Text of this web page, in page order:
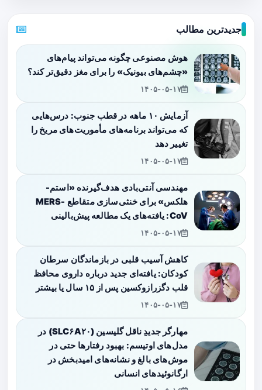
جدیدترین مطالب
هوش مصنوعی چگونه می‌تواند پیام‌های
«چشم‌های بیونیک» را برای مغز دقیق‌تر کند؟
۱۴۰۵-۰۵-۱۷
آزمایش ۱۰ ماهه در قطب جنوب: درس‌هایی
که می‌تواند برنامه‌های مأموریت‌های مریخ را
تغییر دهد
۱۴۰۵-۰۵-۱۷
مهندسی آنتی‌بادی هدف‌گیرنده «استم-
هلکس» برای خنثی‌سازی متقاطع MERS-
CoV: یافته‌های یک مطالعه پیش‌بالینی
۱۴۰۵-۰۵-۱۷
کاهش آسیب قلبی در بازماندگان سرطان
کودکان: یافته‌ای جدید درباره داروی محافظ
قلب دگزرازوکسین پس از ۱۵ سال یا بیشتر
۱۴۰۵-۰۵-۱۷
مهارگر جدیدِ ناقل گلیسین (SLC۶A۲۰) در
مدل‌های اوتیسم: بهبود رفتارها حتی در
موش‌های بالغ و نشانه‌های امیدبخش در
ارگانوئیدهای انسانی